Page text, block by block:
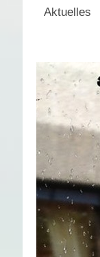
Aktuelles